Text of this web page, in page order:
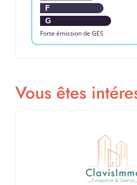
F
G
Forte émission de GES
Vous êtes